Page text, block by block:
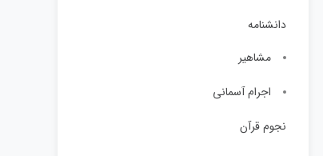
دانشنامه
مشاهیر
اجرام آسمانی
نجوم قرآن